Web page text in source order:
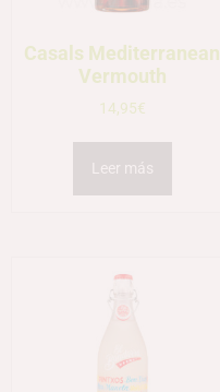
Casals Mediterranean
Vermouth
14,95€
Leer más